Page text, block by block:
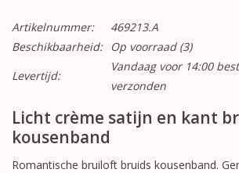
Artikelnummer:
469213.A
Beschikbaarheid:
Op voorraad(3)
Levertijd:
Vandaag voor 14:00
verzonden
Licht crème satijn en kant
kousenband
Romantische bruiloft bruids kousenband.